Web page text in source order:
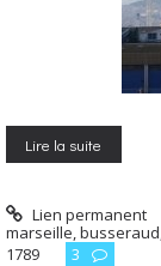
Lire la suite
Lien permanent
marseille busseraud
1789
3